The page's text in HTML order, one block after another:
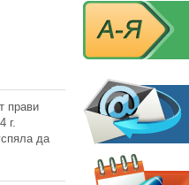
прави
г.
да